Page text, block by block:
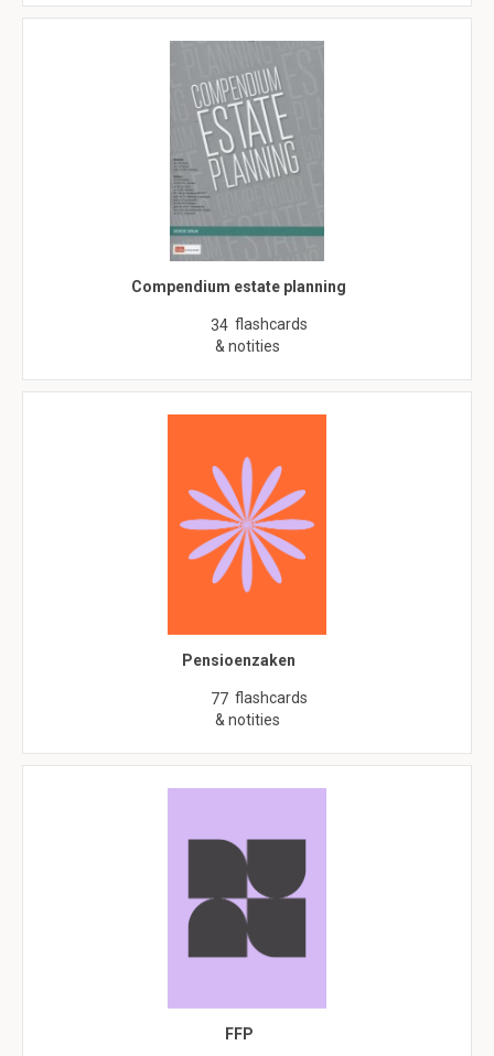
Compendium estate planning
34 flashcards
& notities
Pensioenzaken
77 flashcards
& notities
FFP